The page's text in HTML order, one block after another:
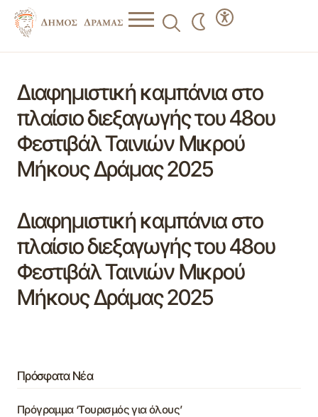
Διαφημιστική καμπάνια στο
πλαίσιο διεξαγωγής του 48ου
Φεστιβάλ Ταινιών Μικρού
Μήκους Δράμας 2025
Διαφημιστική καμπάνια στο
πλαίσιο διεξαγωγής του 48ου
Φεστιβάλ Ταινιών Μικρού
Μήκους Δράμας 2025
Πρόσφατα Νέα
Πρόγραμμα ‘Τουρισμός για όλους’